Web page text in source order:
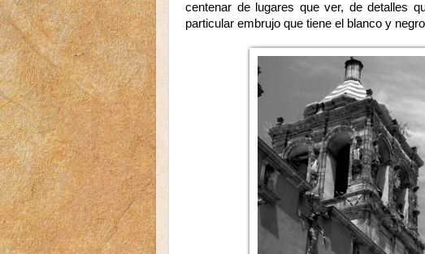
centenar de lugares que ver, de detalles
particular embrujo que tiene el blanco y